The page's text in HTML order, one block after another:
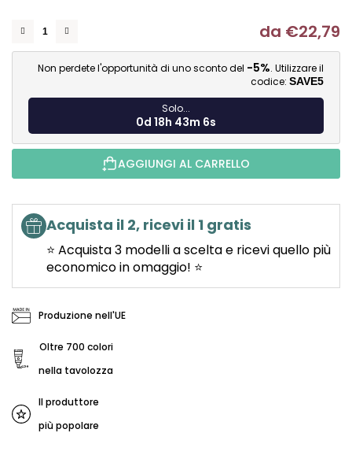
da €22,79
Non perdete l'opportunità di uno sconto del -5%. Utilizzare il
codice: SAVE5
Solo...
0d 18h 43m 5s
AGGIUNGI AL CARRELLO
Acquista il 2, ricevi il 1 gratis
⭐ Acquista 3 modelli a scelta e ricevi quello più
economico in omaggio! ⭐
Produzione nell'UE
Oltre 700 colori
nella tavolozza
Il produttore
più popolare